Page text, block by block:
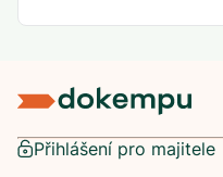
Přihlášení pro majitele